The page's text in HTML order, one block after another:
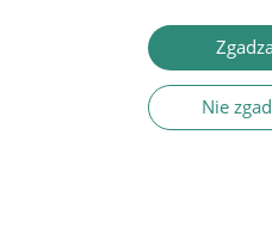
Nie
Dorota
The right to a fair trail: